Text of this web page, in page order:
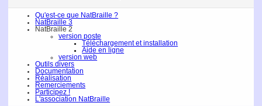
Qu'est-ce que NatBraille ?
NatBraille 3
NatBraille 2
version poste
Téléchargement et installation
Aide en ligne
version web
Outils divers
Documentation
Réalisation
Remerciements
Participez !
L'association NatBraille